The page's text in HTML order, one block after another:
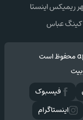
ریمیکس اینستا
کینگ عباس
فيسبوک
اینستاگرام